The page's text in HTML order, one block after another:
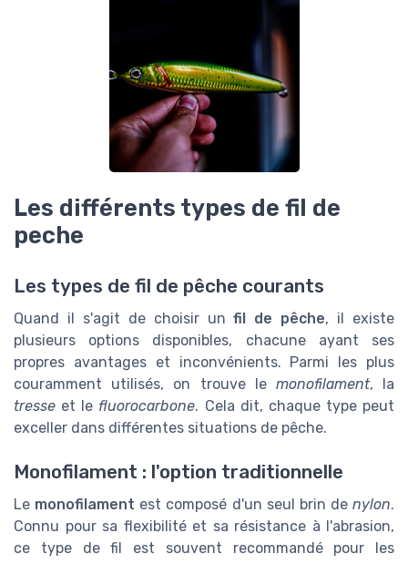
Les différents types de fil de
peche
Les types de fil de pêche courants
Quand il s'agit de choisir unfil de pêche, il existe
plusieurs options disponibles, chacune ayant ses
propres avantages et inconvénients. Parmi les plus
couramment utilisés, on trouve le monofilament, la
tresse et le fluorocarbone. Cela dit, chaque type peut
exceller dans différentes situations de pêche.
Monofilament : l'option traditionnelle
Le monofilament est composé d'un seul brin de nylon.
Connu pour sa flexibilité et sa résistance à l'abrasion,
ce type de fil est souvent recommandé pour les